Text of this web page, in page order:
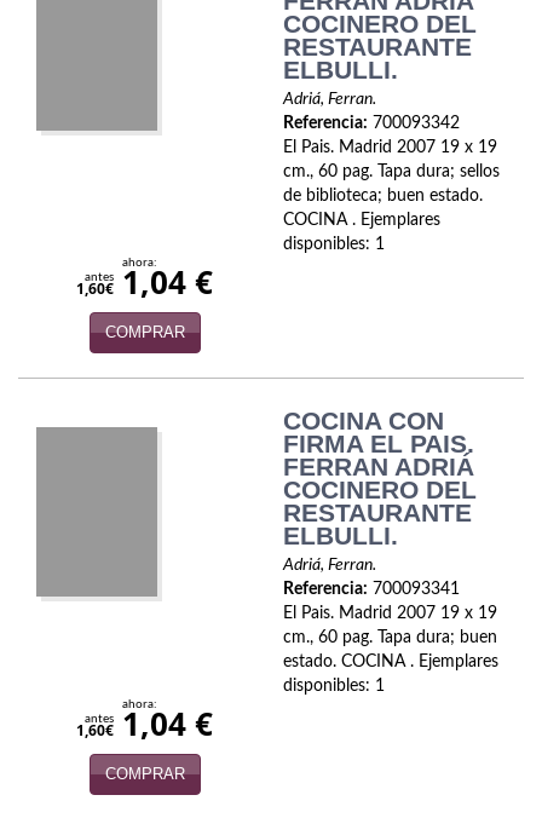
Naturaleza
Novela Extranjera
Novela fantástica
Novela histórica
Papás, Mamás, Bebés…
COCINERO DEL
RESTAURANTE
ELBULLI.
Adriá, Ferran.
Referencia: 700093342
El Pais. Madrid 2007 19 x 19
cm., 60 pag. Tapa dura; sellos
de biblioteca; buen estado.
COCINA . Ejemplares
disponibles: 1
antes
1,60€
ahora:
1,04 €
COMPRAR
COCINA CON
FIRMA EL PAIS.
FERRAN ADRIÁ
COCINERO DEL
RESTAURANTE
ELBULLI.
Adriá, Ferran.
Referencia: 700093341
El Pais. Madrid 2007 19 x 19
cm., 60 pag. Tapa dura; buen
estado. COCINA . Ejemplares
disponibles: 1
antes
1,60€
ahora:
1,04 €
COMPRAR